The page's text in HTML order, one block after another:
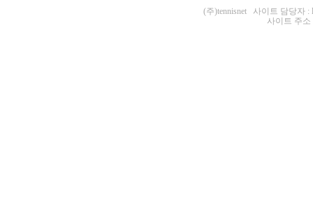
(주)tennisnet 사이트 담당자 :
사이트 주